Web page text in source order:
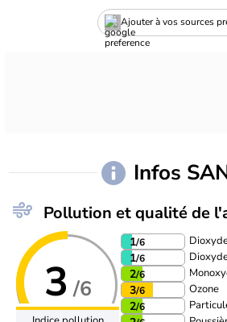
Ajouter à vos sources
Infos
Pollution et qualité de
3 /6
1/6
1/6
2/6
3/6 Ozone
2/6